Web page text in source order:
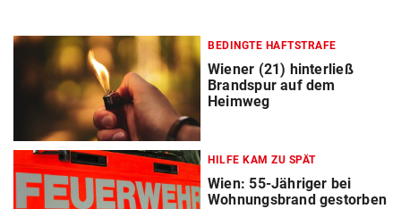
BEDINGTE HAFTSTRAFE
Wiener (21) hinterließ
Brandspur auf dem
Heimweg
HILFE KAM ZU SPÄT
Wien: 55-Jähriger bei
Wohnungsbrand gestorben